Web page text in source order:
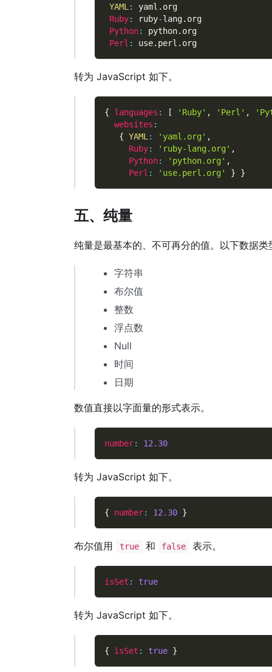
YAML : yaml . org
Ruby: ruby-lang. org
Python: python. org
Perl : use. perl . org
转为 JavaScript 如下。
{ languages : [ 'Ruby' , 'Perl' ,
websites :
{ YAML : 'yaml.org' ,
Ruby: 'ruby-lang.org' ,
Python: 'python.org' ,
Perl : 'use.perl.org' } }
五、纯量
纯量是最基本的、不可再分的值。以下数据
字符串
布尔值
整数
浮点数
Null
时间
日期
数值直接以字面量的形式表示。
number: 12.30
转为 JavaScript 如下。
{ number: 12.30 }
布尔值用 true 和 false 表示。
isSet : true
转为 JavaScript 如下。
{ isSet : true }